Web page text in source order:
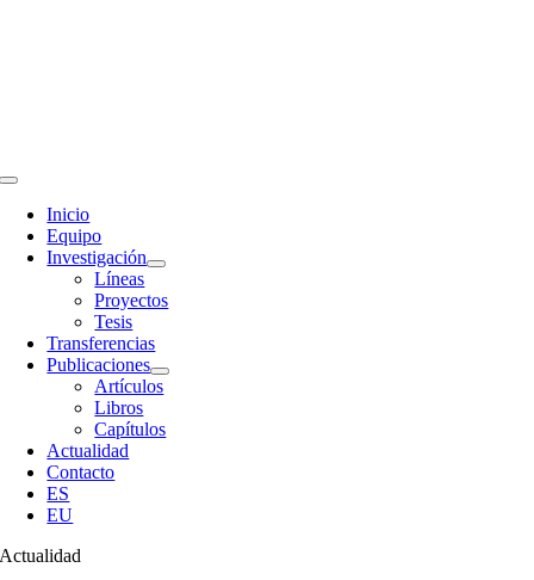
Toggle
Navigation
Inicio
Equipo
Investigación
Líneas
Proyectos
Tesis
Transferencias
Publicaciones
Artículos
Libros
Capítulos
Actualidad
Contacto
ES
EU
Actualidad